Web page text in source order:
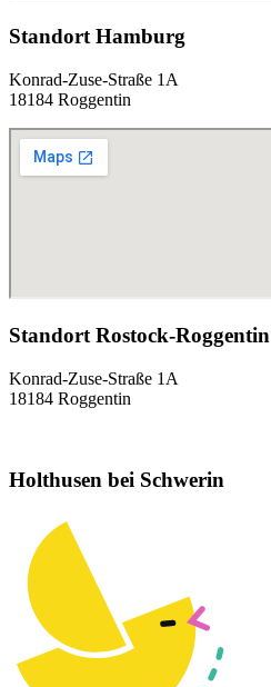
Standort Hamburg
Konrad-Zuse-Straße 1A
18184 Roggentin
Standort Rostock-Roggentin
Konrad-Zuse-Straße 1A
18184 Roggentin
Holthusen bei Schwerin